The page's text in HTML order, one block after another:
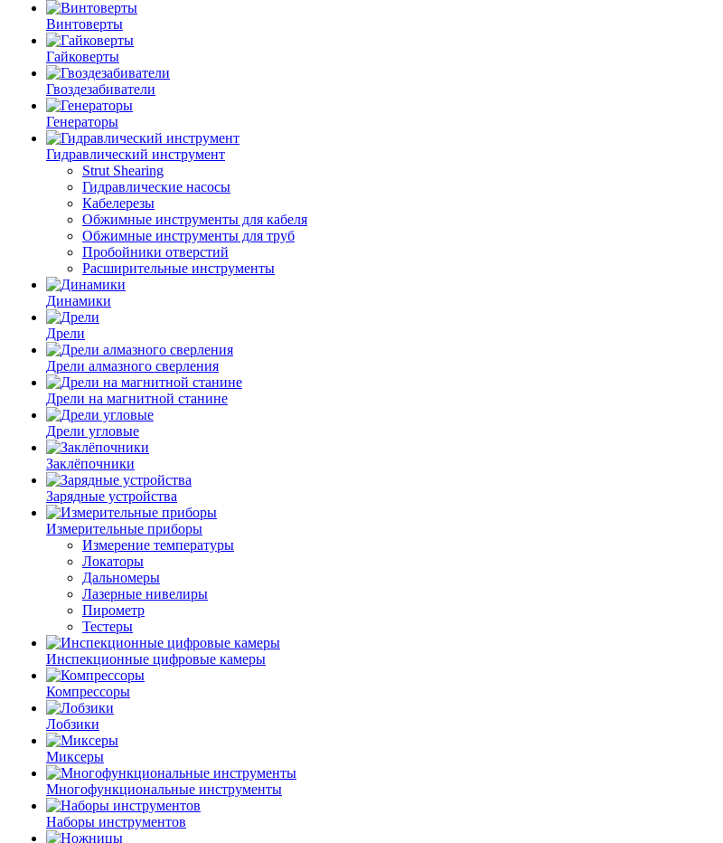
Винтоверты
Гайковерты
Гвоздезабиватели
Генераторы
Гидравлический инструмент
Strut Shearing
Гидравлические насосы
Кабелерезы
Обжимные инструменты для кабеля
Обжимные инструменты для труб
Пробойники отверстий
Расширительные инструменты
Динамики
Дрели
Дрели алмазного сверления
Дрели на магнитной станине
Дрели угловые
Заклёпочники
Зарядные устройства
Измерительные приборы
Измерение температуры
Локаторы
Дальномеры
Лазерные нивелиры
Пирометр
Тестеры
Инспекционные цифровые камеры
Компрессоры
Лобзики
Миксеры
Многофункциональные инструменты
Наборы инструментов